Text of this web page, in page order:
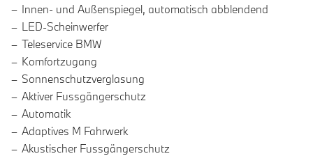
Innen- und Außenspiegel, automatisch abblendend
LED-Scheinwerfer
Teleservice BMW
Komfortzugang
Sonnenschutzverglasung
Aktiver Fussgängerschutz
Automatik
Adaptives M Fahrwerk
Akustischer Fussgängerschutz